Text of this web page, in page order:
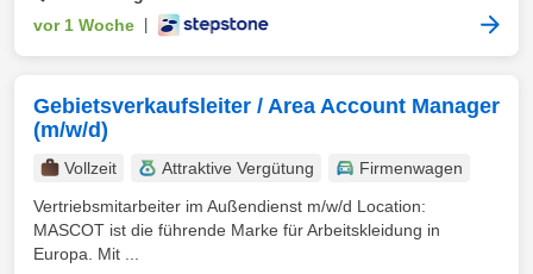
vor 1 Woche
Gebietsverkaufsleiter / Area Account Manager
(m/w/d)
Vollzeit Attraktive Vergütung
Firmenwagen
Vertriebsmitarbeiter im Außendienst m/w/d Location:
MASCOT ist die führende Marke für Arbeitskleidung in
Europa. Mit ...